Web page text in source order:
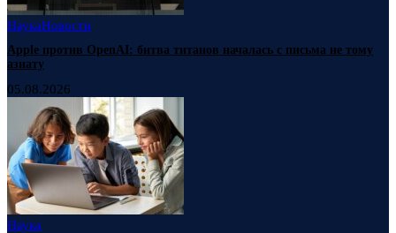
НаукаНовости
Apple против OpenAI: битва титанов началась с письма не тому
азиату
05.08.2026
Наука